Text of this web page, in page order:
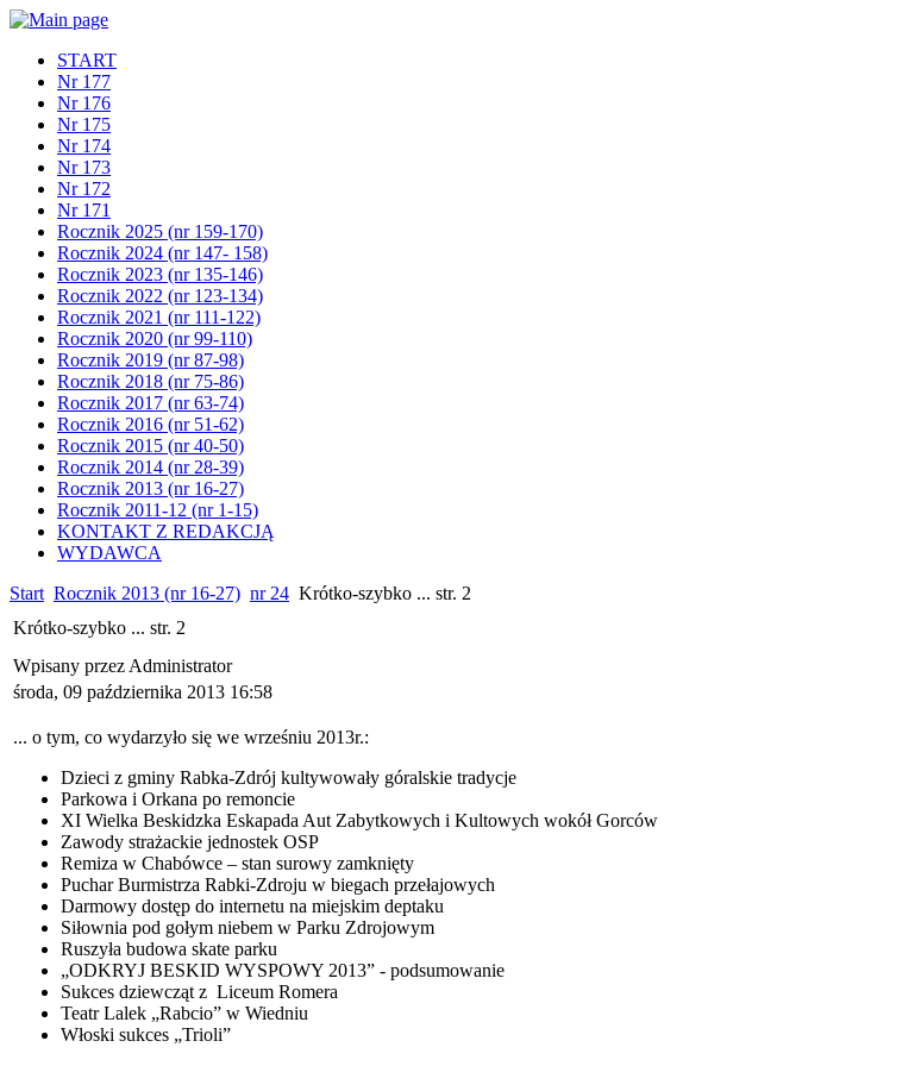
START
Nr 177
Nr 176
Nr 175
Nr 174
Nr 173
Nr 172
Nr 171
Rocznik 2025 (nr 159-170)
Rocznik 2024 (nr 147- 158)
Rocznik 2023 (nr 135-146)
Rocznik 2022 (nr 123-134)
Rocznik 2021 (nr 111-122)
Rocznik 2020 (nr 99-110)
Rocznik 2019 (nr 87-98)
Rocznik 2018 (nr 75-86)
Rocznik 2017 (nr 63-74)
Rocznik 2016 (nr 51-62)
Rocznik 2015 (nr 40-50)
Rocznik 2014 (nr 28-39)
Rocznik 2013 (nr 16-27)
Rocznik 2011-12 (nr 1-15)
KONTAKT Z REDAKCJĄ
WYDAWCA
Start Rocznik 2013 (nr 16-27) nr 24 Krótko-szybko ... str. 2
Krótko-szybko ... str. 2
Wpisany przez Administrator
środa, 09 października 2013 16:58
... o tym, co wydarzyło się we wrześniu 2013r.:
Dzieci z gminy Rabka-Zdrój kultywowały góralskie tradycje
Parkowa i Orkana po remoncie
XI Wielka Beskidzka Eskapada Aut Zabytkowych i Kultowych wokół Gorców
Zawody strażackie jednostek OSP
Remiza w Chabówce – stan surowy zamknięty
Puchar Burmistrza Rabki-Zdroju w biegach przełajowych
Darmowy dostęp do internetu na miejskim deptaku
Siłownia pod gołym niebem w Parku Zdrojowym
Ruszyła budowa skate parku
„ODKRYJ BESKID WYSPOWY 2013” - podsumowanie
Sukces dziewcząt z Liceum Romera
Teatr Lalek „Rabcio” w Wiedniu
Włoski sukces „Trioli”